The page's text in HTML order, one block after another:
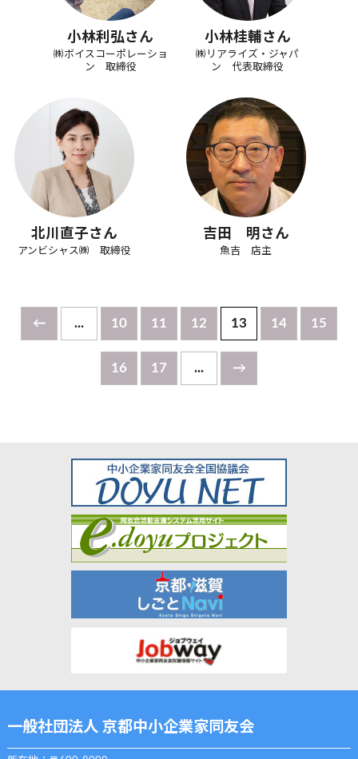
小林利弘さん
㈱ボイスコーポレーショ
ン 取締役
小林桂輔さん
㈱リアライズ・ジャパ
ン 代表取締役
吉田 明さん
魚吉 店主
北川直子さん
アンビシャス㈱ 取締役
← ... 10 11 12 13 14 15
16 17 ... →
一般社団法人 京都中小企業家同友会